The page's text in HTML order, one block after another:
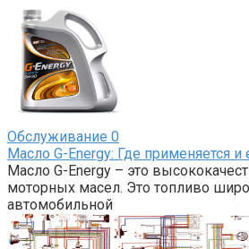
Обслуживание 0
Масло G-Energy: Где применяется
Масло G-Energy – это
моторных масел. Это топливо
автомобильной